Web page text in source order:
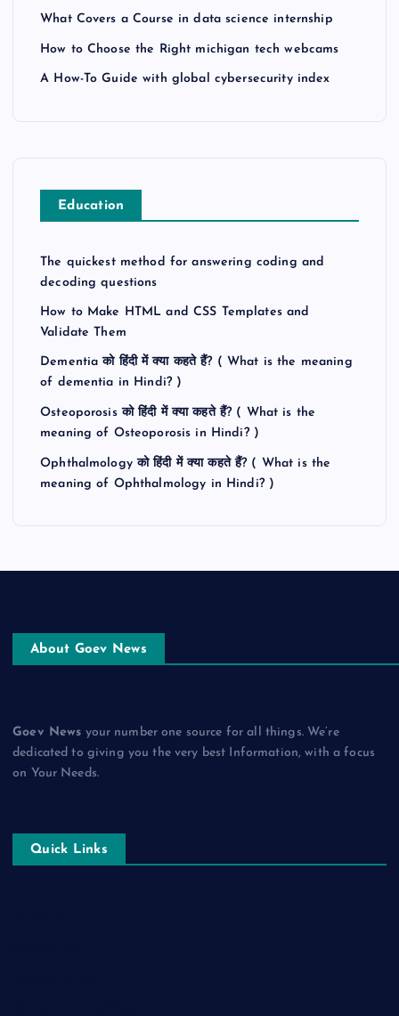
What Covers a Course in data science internship
How to Choose the Right michigan tech webcams
A How-To Guide with global cybersecurity index
Education
The quickest method for answering coding and
decoding questions
How to Make HTML and CSS Templates and
Validate Them
Dementia को हिंदी में क्या कहते हैं? ( What is the meaning
of dementia in Hindi? )
Osteoporosis को हिंदी में क्या कहते हैं? ( What is the
meaning of Osteoporosis in Hindi? )
Ophthalmology को हिंदी में क्या कहते हैं? ( What is the
meaning of Ophthalmology in Hindi? )
About Goev News
Goev News your number one source for all things. We’re
dedicated to giving you the very best Information, with a focus
on Your Needs.
Quick Links